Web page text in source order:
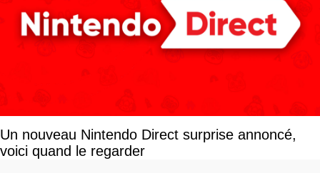
Un nouveau Nintendo Direct surprise annoncé,
voici quand le regarder